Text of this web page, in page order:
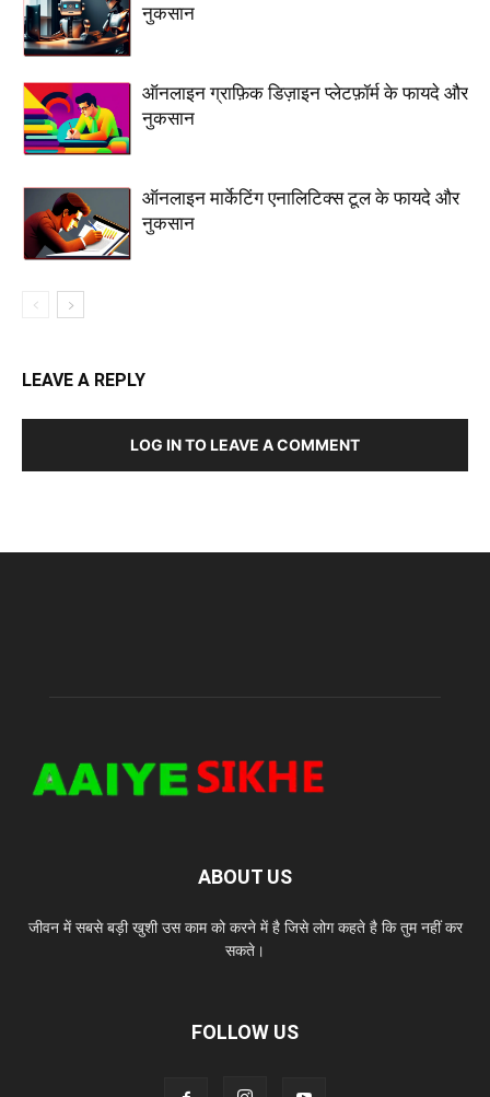
नुकसान
ऑनलाइन ग्राफ़िक डिज़ाइन प्लेटफ़ॉर्म के फायदे और
नुकसान
ऑनलाइन मार्केटिंग एनालिटिक्स टूल के फायदे और
नुकसान
LEAVE A REPLY
LOG IN TO LEAVE A COMMENT
ABOUT US
जीवन में सबसे बड़ी खुशी उस काम को करने में है जिसे लोग कहते है कि तुम नहीं कर
सकते।
FOLLOW US